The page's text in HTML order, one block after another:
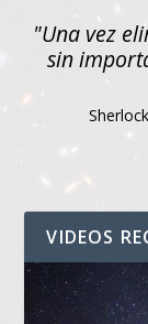
"Una vez
sin
VIDEOS